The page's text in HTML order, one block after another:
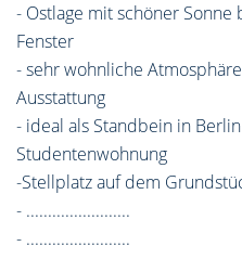
- Ostlage mit schöner
Fenster
- sehr wohnliche
Ausstattung
- ideal als Standbein in
Studentenwohnung
-Stellplatz auf dem
- ........................
- ........................